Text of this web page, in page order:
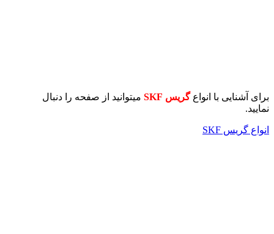
برای آشنایی با انواعگریس SKF
میتوانید از صفحه را دنبال
نمایید.
انواع گریس SKF